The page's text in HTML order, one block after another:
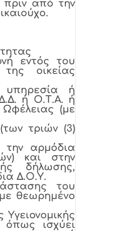
πριν από την
εντός του
οικείας
ή
ή Ο.Τ.Α. ή
(με
τριών (3)
αρμόδια
και στην
δήλωσης,
Δ.Ο.Υ.
του
θεωρημένο
όπως ισχύει